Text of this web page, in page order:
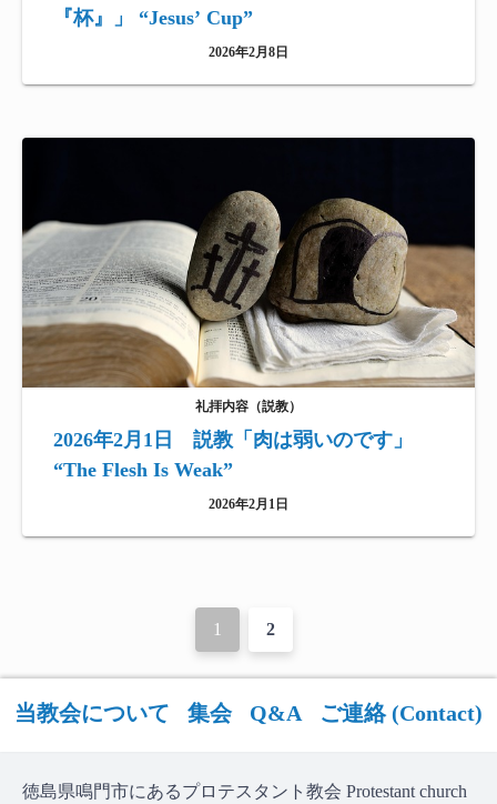
『杯』」 “Jesus’ Cup”
2026年2月8日
礼拝内容（説教）
2026年2月1日 説教「肉は弱いのです」
“The Flesh Is Weak”
2026年2月1日
ナ
ゲ
1 2
当教会について 集会 Q&A ご連絡 (Contact)
徳島県鳴門市にあるプロテスタント教会 Protestant church